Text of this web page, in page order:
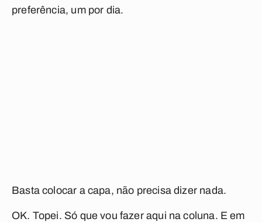
preferência, um por dia.
Basta colocar a capa, não precisa dizer nada.
OK. Topei. Só que vou fazer aqui na coluna. E em